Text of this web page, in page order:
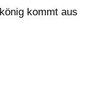
kommt aus